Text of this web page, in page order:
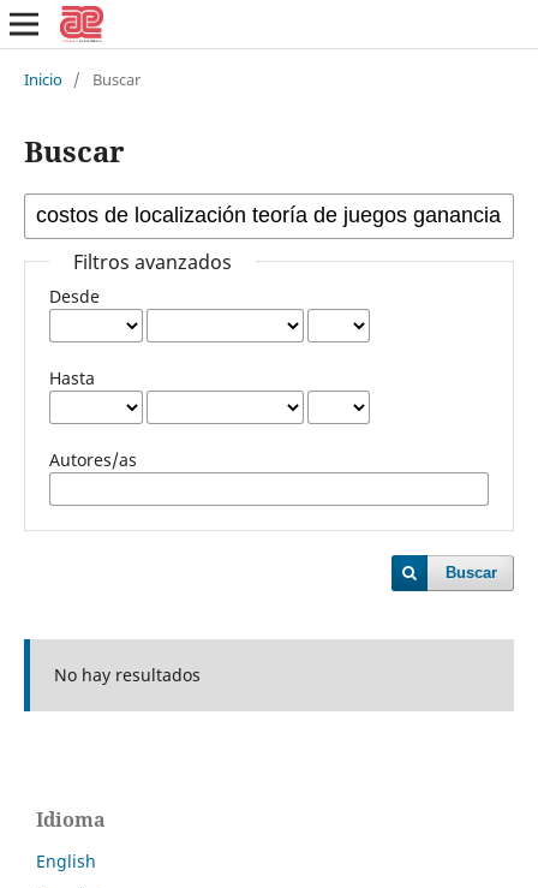
Inicio / Buscar
Buscar
Filtros avanzados
Desde
Hasta
Autores/as
Buscar
No hay resultados
Idioma
English